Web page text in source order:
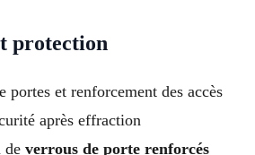
protection
portes et renforcement des accès
après effraction
de verrous de porte renforcés